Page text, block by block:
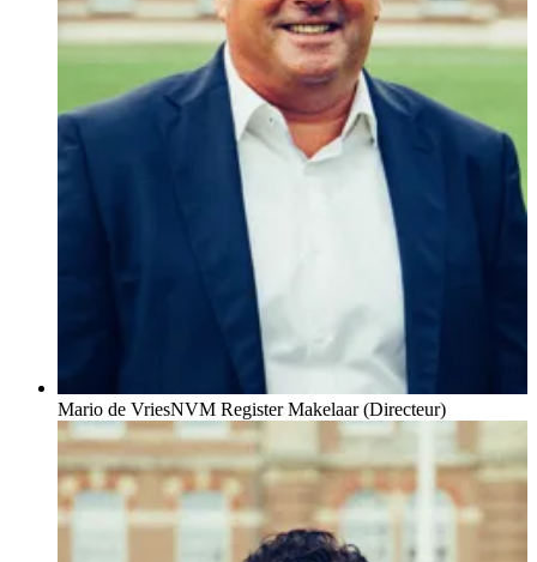
Mario de VriesNVM Register Makelaar (Directeur)